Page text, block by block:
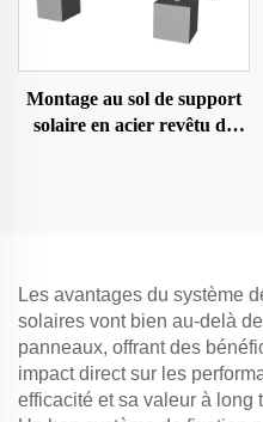
Montage au sol de support
solaire en acier revêtu de
Les avantages du système
solaires vont bien au-delà
panneaux, offrant des
impact direct sur les
efficacité et sa valeur à long